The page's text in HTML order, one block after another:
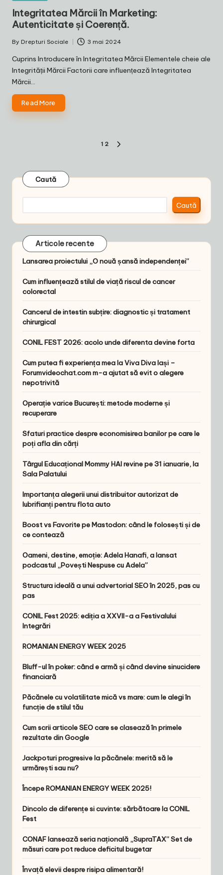
Integritatea Mărcii în Marketing:
Autenticitate și Coerență.
Posted
by
By Drepturi Sociale 3 mai 2024
Cuprins Introducere în Integritatea Mărcii Elementele cheie ale
Integrității Mărcii Factorii care influențează Integritatea
Mărcii…
Read More
1 2
Caută
Caută
Articole recente
Lansarea proiectului „O nouă șansă independenței”
Cum influențează stilul de viață riscul de cancer
colorectal
Cancerul de intestin subțire: diagnostic și tratament
chirurgical
CONIL FEST 2026: acolo unde diferenta devine forta
Cum putea fi experiența mea la Viva Diva Iași –
Forumvideochat.com m-a ajutat să evit o alegere
nepotrivită
Operație varice București: metode moderne și
recuperare
Sfaturi practice despre economisirea banilor pe care le
poți afla din cărți
Târgul Educațional Mommy HAI revine pe 31 ianuarie, la
Sala Palatului
Importanța alegerii unui distribuitor autorizat de
lubrifianți pentru flota auto
Boost vs Favorite pe Mastodon: când le folosești și de
ce contează
Oameni, destine, emoție: Adela Hanafi, a lansat
podcastul „Povești Nespuse cu Adela”
Structura ideală a unui advertorial SEO în 2025, pas cu
pas
CONIL Fest 2025: ediția a XXVII-a a Festivalului
Integrări
ROMANIAN ENERGY WEEK 2025
Bluff-ul în poker: când e armă și când devine sinucidere
financiară
Păcănele cu volatilitate mică vs mare: cum le alegi în
funcție de stilul tău
Cum scrii articole SEO care se clasează în primele
rezultate din Google
Jackpoturi progresive la păcănele: merită să le
urmărești sau nu?
Începe ROMANIAN ENERGY WEEK 2025!
Dincolo de diferențe si cuvinte: sărbătoare la CONIL
Fest
CONAF lansează seria națională „SupraTAX” Set de
măsuri care pot reduce deficitul bugetar
Învață elevii despre risipa alimentară!